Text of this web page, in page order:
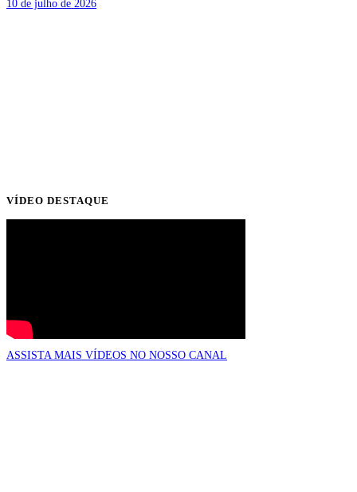
10 de julho de 2026
VÍDEO DESTAQUE
ASSISTA MAIS VÍDEOS NO NOSSO CANAL